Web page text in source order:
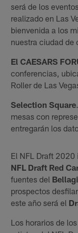
será de los
realizado en Las
bienvenida a los
nuestra ciudad de
El CAESARS
conferencias,
Roller de Las
Selection Square
mesas con
entregarán los
El NFL Draft
NFL Draft Red
fuentes del
prospectos
este año será el
Los horarios de